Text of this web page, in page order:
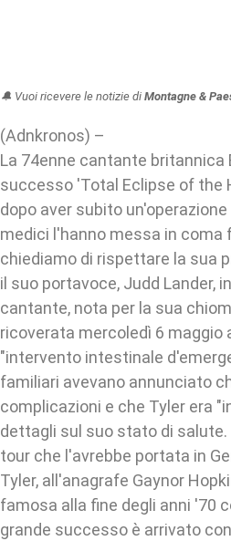
🔔 Vuoi ricevere le notizie di Montagne &
(Adnkronos) –
La 74enne cantante britannica
successo 'Total Eclipse of the
dopo aver subito
medici l'hanno messa in coma
chiediamo di rispettare la sua
il suo portavoce, Judd Lander,
cantante, nota per la sua
ricoverata mercoledì 6 maggio
"intervento intestinale
familiari avevano annunciato
complicazioni e che Tyler era
dettagli sul suo stato di salute.
tour che l'avrebbe portata in
Tyler, all'anagrafe Gaynor
famosa alla fine degli anni '70
grande successo è arrivato